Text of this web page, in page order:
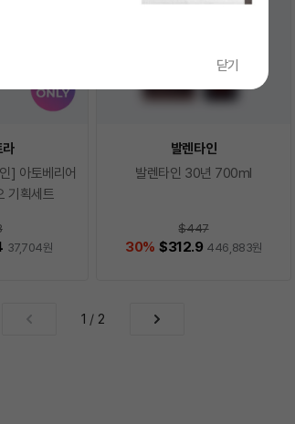
라
] 아토베리어
기획세트
37,704원
발렌타인
발렌타인 30년 700ml
$447
30% $312.9 446,883원
1 / 2
닫기